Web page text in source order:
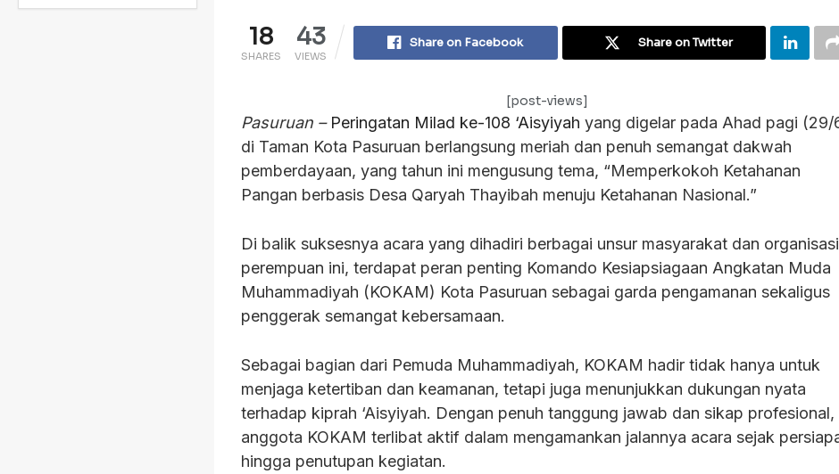
18
SHARES
43
VIEWS
Share on Facebook Share on Twitter
[post-views]
Pasuruan –Peringatan Milad ke-108 ‘Aisyiyah yang digelar pada Ahad pagi (29/
di Taman Kota Pasuruan berlangsung meriah dan penuh semangat dakwah
pemberdayaan, yang tahun ini mengusung tema, “Memperkokoh Ketahanan
Pangan berbasis Desa Qaryah Thayibah menuju Ketahanan Nasional.”
Di balik suksesnya acara yang dihadiri berbagai unsur masyarakat dan organisasi
perempuan ini, terdapat peran penting Komando Kesiapsiagaan Angkatan Muda
Muhammadiyah (KOKAM) Kota Pasuruan sebagai garda pengamanan sekaligus
penggerak semangat kebersamaan.
Sebagai bagian dari Pemuda Muhammadiyah, KOKAM hadir tidak hanya untuk
menjaga ketertiban dan keamanan, tetapi juga menunjukkan dukungan nyata
terhadap kiprah ‘Aisyiyah. Dengan penuh tanggung jawab dan sikap profesional,
anggota KOKAM terlibat aktif dalam mengamankan jalannya acara sejak
hingga penutupan kegiatan.